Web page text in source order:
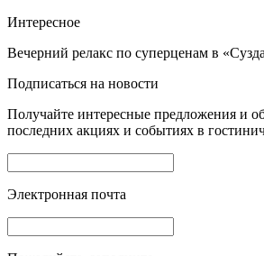
Интересное
Вечерний релакс по суперценам в
Подписаться на новости
Получайте интересные предложения и
последних акциях и событиях в
Электронная почта